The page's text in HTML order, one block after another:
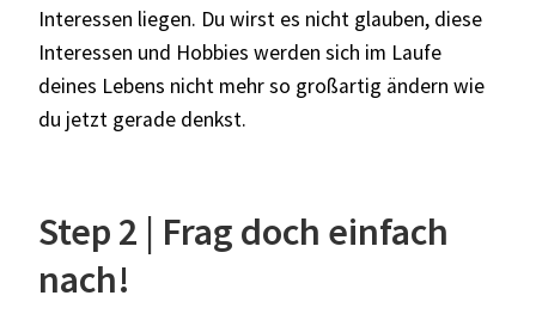
Interessen liegen. Du wirst es nicht glauben, diese
Interessen und Hobbies werden sich im Laufe
deines Lebens nicht mehr so großartig ändern wie
du jetzt gerade denkst.
Step 2 | Frag doch einfach
nach!